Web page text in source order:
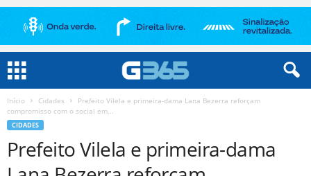
Início Cidades
Prefeito Vilela e primeira-dama Lana Bezerra reforçam
compromisso com o social em...
CIDADES
Prefeito Vilela e primeira-dama